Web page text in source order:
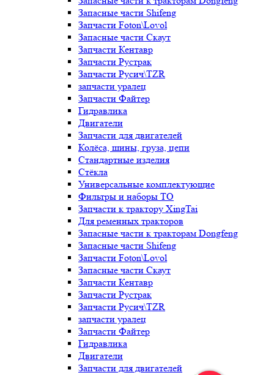
Запасные части Shifeng
Запчасти Foton\Lovol
Запасные части Скаут
Запчасти Кентавр
Запчасти Рустрак
Запчасти Русич\TZR
запчасти уралец
Запчасти Файтер
Гидравлика
Двигатели
Запчасти для двигателей
Колёса, шины, груза, цепи
Стандартные изделия
Стёкла
Универсальные комплектующие
Фильтры и наборы ТО
Запчасти к трактору XingTai
Для ременных тракторов
Запасные части к тракторам Dongfeng
Запасные части Shifeng
Запчасти Foton\Lovol
Запасные части Скаут
Запчасти Кентавр
Запчасти Рустрак
Запчасти Русич\TZR
запчасти уралец
Запчасти Файтер
Гидравлика
Двигатели
Запчасти для двигателей